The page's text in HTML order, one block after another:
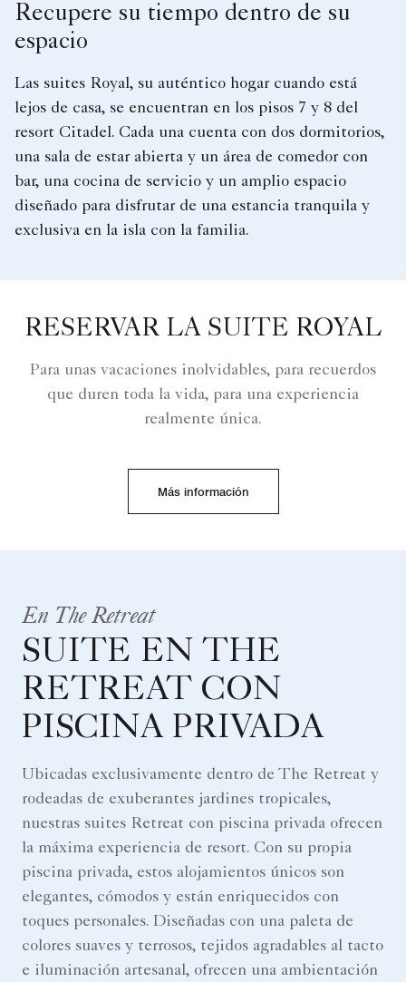
Recupere su tiempo dentro de su
espacio
Las suites Royal, su auténtico hogar cuando está
lejos de casa, se encuentran en los pisos 7 y 8 del
resort Citadel. Cada una cuenta con dos dormitorios,
una sala de estar abierta y un área de comedor con
bar, una cocina de servicio y un amplio espacio
diseñado para disfrutar de una estancia tranquila y
exclusiva en la isla con la familia.
RESERVAR LA SUITE ROYAL
Para unas vacaciones inolvidables, para recuerdos
que duren toda la vida, para una experiencia
realmente única.
Más información
En The Retreat
SUITE EN THE
RETREAT CON
PISCINA PRIVADA
Ubicadas exclusivamente dentro de The Retreat y
rodeadas de exuberantes jardines tropicales,
nuestras suites Retreat con piscina privada ofrecen
la máxima experiencia de resort. Con su propia
piscina privada, estos alojamientos únicos son
elegantes, cómodos y están enriquecidos con
toques personales. Diseñadas con una paleta de
colores suaves y terrosos, tejidos agradables al tacto
e iluminación artesanal, ofrecen una ambientación